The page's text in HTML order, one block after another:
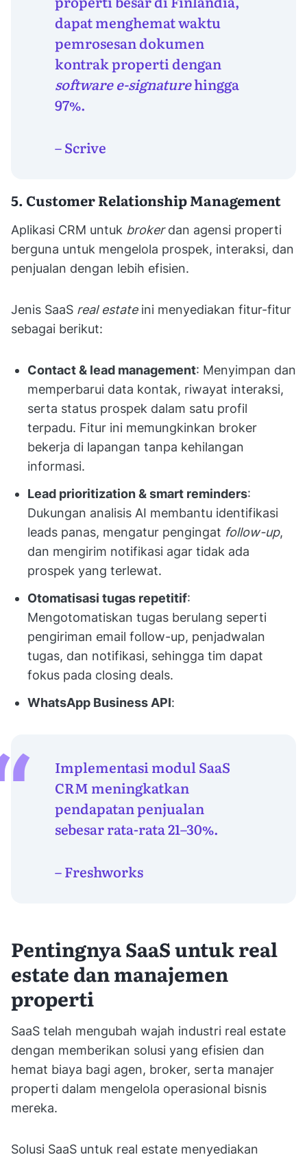
dapat menghemat waktu
pemrosesan dokumen
kontrak properti dengan
software e-signaturehingga
97%.
– Scrive
5. Customer Relationship Management
Aplikasi CRM untuk brokerdan agensi properti
berguna untuk mengelola prospek, interaksi, dan
penjualan dengan lebih efisien.
Jenis SaaS real estate ini menyediakan fitur-fitur
sebagai berikut:
Contact & lead management: Menyimpan dan
memperbarui data kontak, riwayat interaksi,
serta status prospek dalam satu profil
terpadu. Fitur ini memungkinkan broker
bekerja di lapangan tanpa kehilangan
informasi.
Lead prioritization & smart reminders:
Dukungan analisis AI membantu identifikasi
leads panas, mengatur pengingat follow-up,
dan mengirim notifikasi agar tidak ada
prospek yang terlewat.
Otomatisasi tugas repetitif:
Mengotomatiskan tugas berulang seperti
pengiriman email follow-up, penjadwalan
tugas, dan notifikasi, sehingga tim dapat
fokus pada closing deals.
WhatsApp Business API:
Implementasi modul SaaS
CRM meningkatkan
pendapatan penjualan
sebesar rata-rata 21–30%.
– Freshworks
Pentingnya SaaS untuk real
estate dan manajemen
properti
SaaS telah mengubah wajah industri real estate
dengan memberikan solusi yang efisien dan
hemat biaya bagi agen, broker, serta manajer
properti dalam mengelola operasional bisnis
mereka.
Solusi SaaS untuk real estate menyediakan